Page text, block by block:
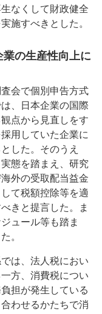
なくして財政健全
施すべきとした。
の生産性向上に
会で個別申告方式
、日本企業の国際
点から見直しをす
用していた企業に
した。そのうえ
態を踏まえ、研究
外の受取配当益金
て税額控除等を適
きと提言した。ま
ュール等も踏ま
。
は、法人税におい
方、消費税につい
担が発生している
わせるかたちで消